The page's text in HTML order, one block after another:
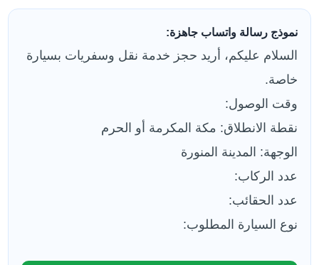
نموذج رسالة واتساب جاهزة:
السلام عليكم، أريد حجز خدمة نقل وسفريات بسيارة
خاصة.
وقت الوصول:
نقطة الانطلاق: مكة المكرمة أو الحرم
الوجهة: المدينة المنورة
عدد الركاب:
عدد الحقائب:
نوع السيارة المطلوب: